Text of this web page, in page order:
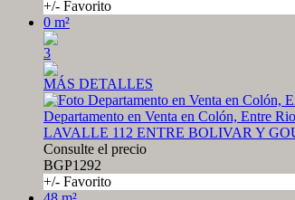
+/- Favorito
0 m²
3
MÁS DETALLES
Departamento en Venta en Colón, Entre
LAVALLE 112 ENTRE BOLIVAR Y
Consulte el precio
BGP1292
+/- Favorito